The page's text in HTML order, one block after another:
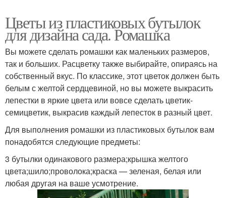
Цветы из пластиковых бутылок
для дизайна сада. Ромашка
Вы можете сделать ромашки как маленьких размеров,
так и больших. Расцветку также выбирайте, опираясь на
собственный вкус. По классике, этот цветок должен быть
белым с желтой сердцевиной, но вы можете выкрасить
лепестки в яркие цвета или вовсе сделать цветик-
семицветик, выкрасив каждый лепесток в разный цвет.
Для выполнения ромашки из пластиковых бутылок вам
понадобятся следующие предметы:
3 бутылки одинакового размера;крышка желтого
цвета;шило;проволока;краска — зеленая, белая или
любая другая на ваше усмотрение.